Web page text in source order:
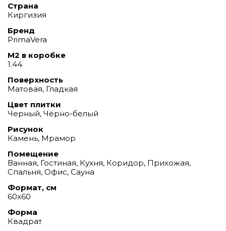
Страна
Киргизия
Бренд
PrimaVera
М2 в коробке
1.44
Поверхность
Матовая, Гладкая
Цвет плитки
Черный, Чёрно-белый
Рисунок
Камень, Мрамор
Помещение
Ванная, Гостиная, Кухня, Коридор, Прихожая,
Спальня, Офис, Сауна
Формат, см
60x60
Форма
Квадрат